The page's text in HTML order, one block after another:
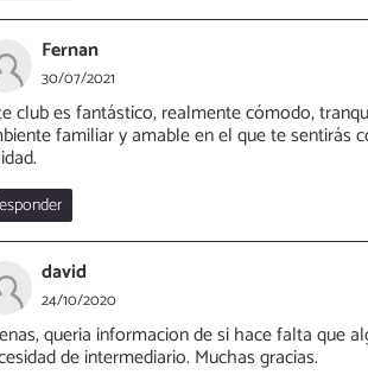
Fernan
30/07/2021
club es fantástico, realmente cómodo,
familiar y amable en el que te sentirás
david
24/10/2020
queria informacion de si hace falta que
de intermediario. Muchas gracias.